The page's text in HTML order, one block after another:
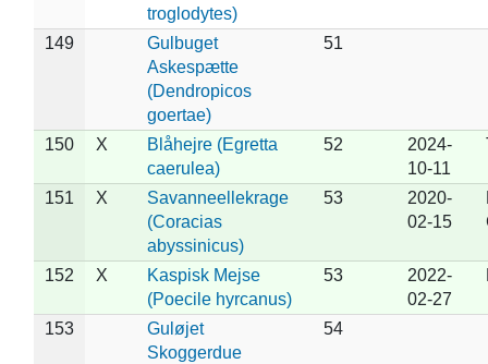
troglodytes)
149
Gulbuget
Askespætte
(Dendropicos
goertae)
51
150 X
Blåhejre (Egretta
caerulea)
52
2024-
10-11
151 X
Savanneellekrage
(Coracias
abyssinicus)
53
2020-
02-15
152 X
Kaspisk Mejse
(Poecile hyrcanus)
53
2022-
02-27
153
Guløjet
Skoggerdue
54